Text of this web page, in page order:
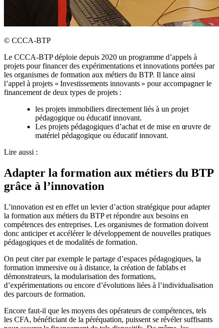
© CCCA-BTP
Le CCCA-BTP déploie depuis 2020 un programme d’appels à
projets pour financer des expérimentations et innovations portées par
les organismes de formation aux métiers du BTP. Il lance ainsi
l’appel à projets « Investissements innovants » pour accompagner le
financement de deux types de projets :
les projets immobiliers directement liés à un projet
pédagogique ou éducatif innovant.
Les projets pédagogiques d’achat et de mise en œuvre de
matériel pédagogique ou éducatif innovant.
Lire aussi :
Adapter la formation aux métiers du BTP
grâce à l’innovation
L’innovation est en effet un levier d’action stratégique pour adapter
la formation aux métiers du BTP et répondre aux besoins en
compétences des entreprises. Les organismes de formation doivent
donc anticiper et accélérer le développement de nouvelles pratiques
pédagogiques et de modalités de formation.
On peut citer par exemple le partage d’espaces pédagogiques, la
formation immersive ou à distance, la création de fablabs et
démonstrateurs, la modularisation des formations,
d’expérimentations ou encore d’évolutions liées à l’individualisation
des parcours de formation.
Encore faut-il que les moyens des opérateurs de compétences, tels
les CFA, bénéficiant de la péréquation, puissent se révéler suffisants